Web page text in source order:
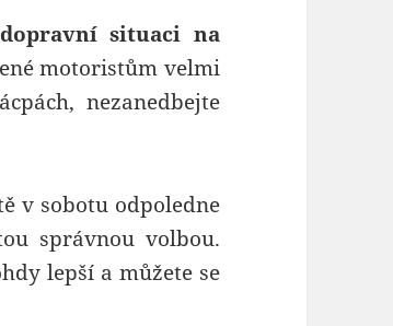
situaci na
motoristům velmi
nezanedbejte
v sobotu odpoledne
správnou volbou.
lepší a můžete se